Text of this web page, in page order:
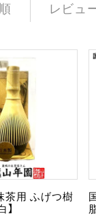
レビュ
茶用 ふげつ樹
】